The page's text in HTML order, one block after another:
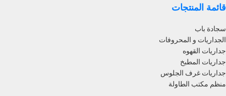
قائمة المنتجات
سجادة باب
الجداريات و المحروفات
جداريات القهوه
جداريات المطبخ
جداريات غرف الجلوس
منظم مكتب الطاولة